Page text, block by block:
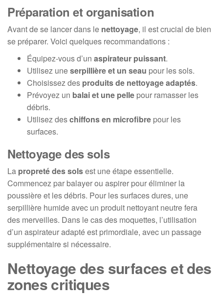
Préparation et organisation
Avant de se lancer dans le nettoyage, il est crucial de bien
se préparer. Voici quelques recommandations :
Équipez-vous d’un aspirateur puissant.
Utilisez uneserpillière et un seau pour les sols.
Choisissez des produits de nettoyage adaptés.
Prévoyez un balai et une pelle pour ramasser les
débris.
Utilisez deschiffons en microfibre pour les
surfaces.
Nettoyage des sols
La propreté des solsest une étape essentielle.
Commencez par balayer ou aspirer pour éliminer la
poussière et les débris. Pour les surfaces dures, une
serpillière humide avec un produit nettoyant neutre fera
des merveilles. Dans le cas des moquettes, l’utilisation
d’un aspirateur adapté est primordiale, avec un passage
supplémentaire si nécessaire.
Nettoyage des surfaces et des
zones critiques